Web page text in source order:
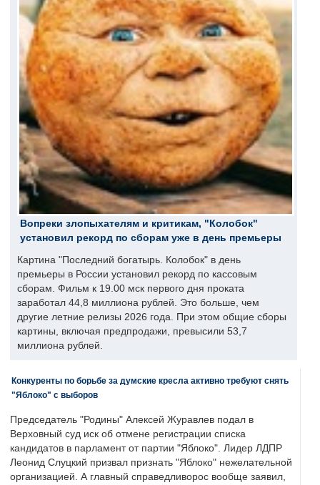
Вопреки злопыхателям и критикам, "Колобок"
установил рекорд по сборам уже в день премьеры
Картина "Последний богатырь. Колобок" в день
премьеры в России установил рекорд по кассовым
сборам. Фильм к 19.00 мск первого дня проката
заработал 44,8 миллиона рублей. Это больше, чем
другие летние релизы 2026 года. При этом общие сборы
картины, включая предпродажи, превысили 53,7
миллиона рублей.
Конкуренты по борьбе за думские кресла активно требуют снять
"Яблоко" с выборов
Председатель "Родины" Алексей Журавлев подал в
Верховный суд иск об отмене регистрации списка
кандидатов в парламент от партии "Яблоко". Лидер ЛДПР
Леонид Слуцкий призвал признать "Яблоко" нежелательной
организацией. А главный справедливорос вообще заявил,